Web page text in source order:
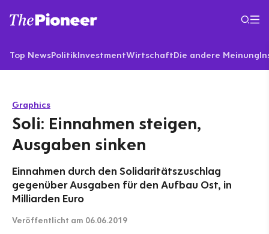
Top NewsPolitikInvestmentWirtschaftDie andere Meinung
Graphics
Soli: Einnahmen steigen,
Ausgaben sinken
Einnahmen durch den Solidaritätszuschlag
gegenüber Ausgaben für den Aufbau Ost, in
Milliarden Euro
Veröffentlicht am 06.06.2019